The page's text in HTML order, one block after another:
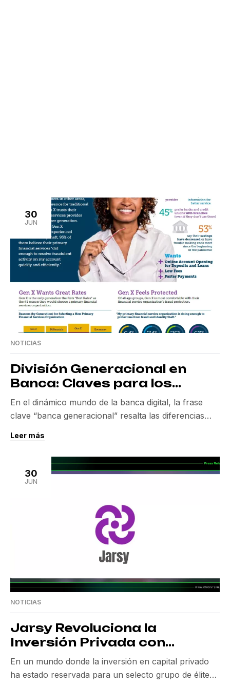
30
JUN
NOTICIAS
División Generacional en
Banca: Claves para los
Fintech Marketers
En el dinámico mundo de la banca digital, la frase
clave “banca generacional” resalta las diferencias
generaciones con los servicios financieros. La
revolución digital ha encontrado un espacio fértil
entre los Millennials y la Generación Z, quienes, al
buscar soluciones personalizadas y flexibles, están
Leer más
30
JUN
NOTICIAS
Jarsy Revoluciona la
Inversión Privada con
Equidad Tokenizada
En un mundo donde la inversión en capital privado
ha estado reservada para un selecto grupo de élites,